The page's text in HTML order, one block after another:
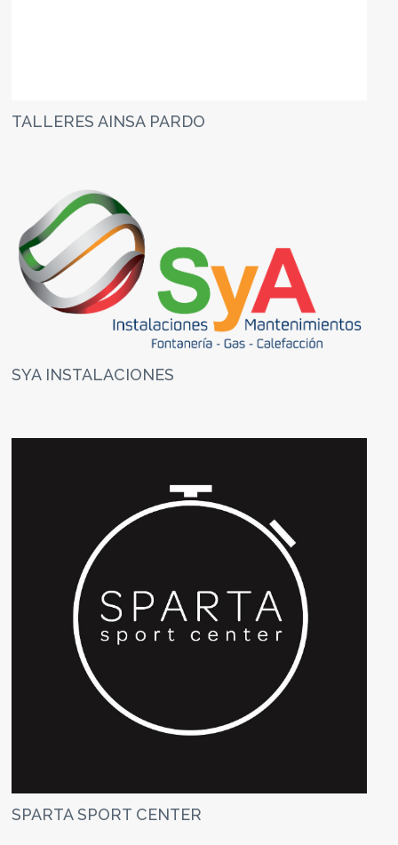
TALLERES AINSA PARDO
SYA INSTALACIONES
SPARTA SPORT CENTER